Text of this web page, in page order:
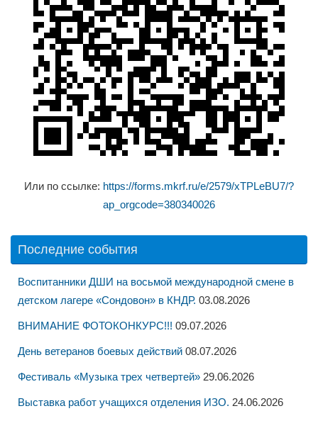
Или по ссылке: https://forms.mkrf.ru/e/2579/xTPLeBU7/?
ap_orgcode=380340026
Последние события
Воспитанники ДШИ на восьмой международной смене в
детском лагере «Сондовон» в КНДР. 03.08.2026
ВНИМАНИЕ ФОТОКОНКУРС!!! 09.07.2026
День ветеранов боевых действий 08.07.2026
Фестиваль «Музыка трех четвертей» 29.06.2026
Выставка работ учащихся отделения ИЗО. 24.06.2026